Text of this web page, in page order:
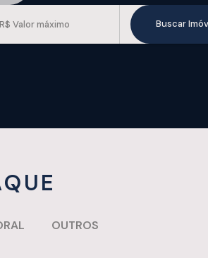
OUTROS